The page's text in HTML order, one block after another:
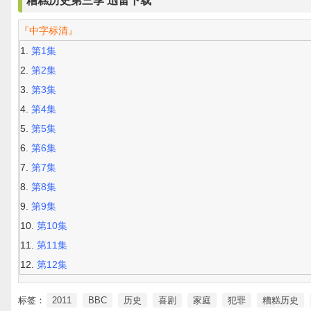
『中字标清』
第1集
第2集
第3集
第4集
第5集
第6集
第7集
第8集
第9集
第10集
第11集
第12集
标签： 2011 BBC 历史 喜剧 家庭 犯罪 糟糕历史